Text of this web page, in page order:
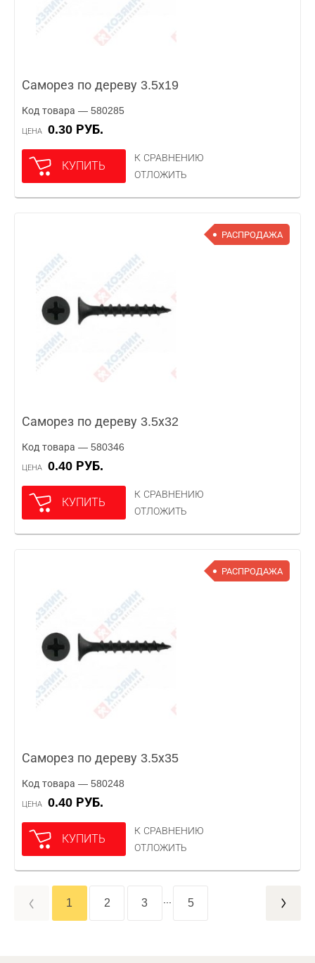
Саморез по дереву 3.5х19
Код товара — 580285
ЦЕНА 0.30 РУБ.
КУПИТЬ
К СРАВНЕНИЮ
ОТЛОЖИТЬ
РАСПРОДАЖА
Саморез по дереву 3.5х32
Код товара — 580346
ЦЕНА 0.40 РУБ.
КУПИТЬ
К СРАВНЕНИЮ
ОТЛОЖИТЬ
РАСПРОДАЖА
Саморез по дереву 3.5х35
Код товара — 580248
ЦЕНА 0.40 РУБ.
КУПИТЬ
К СРАВНЕНИЮ
ОТЛОЖИТЬ
1 2 3 5